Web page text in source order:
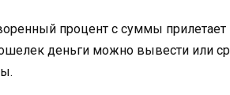
процент с суммы прилетает
деньги можно вывести или